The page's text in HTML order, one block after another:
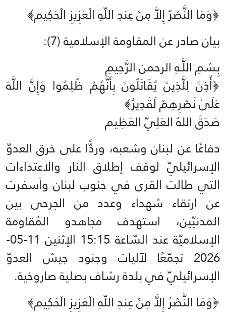
﴿وَمَا النَّصْرُ إِلاَّ مِنْ عِندِ اللّهِ الْعَزِيزِ الْحَكِيم﴾‏
بيان صادر عن المقاومة الإسلامية (7):‏
بِسْمِ اللَّـهِ الرحمن الرَّحِيمِ
‏﴿أُذِنَ لِلَّذِينَ يُقَاتَلُونَ بِأَنَّهُمْ ظُلِمُوا وَإِنَّ اللَّهَ
عَلَىٰ نَصْرِهِمْ لَقَدِيرٌ﴾‏
صَدَقَ اللهُ العَلِيّ العَظِيم
دفاعًا عن لبنان وشعبه، وردًّا على خرق العدوّ
الإسرائيليّ لوقف إطلاق النار والاعتداءات
التي طالت القرى في جنوب لبنان وأسفرت
عن ارتقاء شهداء وعدد من الجرحى بين
المدنيّين، استهدف مجاهدو المُقاومة
الإسلاميّة عند السّاعة 15:15 الإثنين 11-05-
2026 تجمّعًا لآليات وجنود جيش العدوّ
الإسرائيليّ في بلدة رشاف بصلية صاروخية.
﴿وَمَا النَّصْرُ إِلاَّ مِنْ عِندِ اللّهِ الْعَزِيزِ الْحَكِيم﴾‏